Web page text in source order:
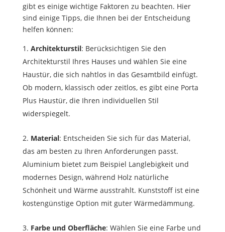
gibt es einige wichtige Faktoren zu beachten. Hier
sind einige Tipps, die Ihnen bei der Entscheidung
helfen können:
Architekturstil: Berücksichtigen Sie den
Architekturstil Ihres Hauses und wählen Sie eine
Haustür, die sich nahtlos in das Gesamtbild einfügt.
Ob modern, klassisch oder zeitlos, es gibt eine Porta
Plus Haustür, die Ihren individuellen Stil
widerspiegelt.
Material: Entscheiden Sie sich für das Material,
das am besten zu Ihren Anforderungen passt.
Aluminium bietet zum Beispiel Langlebigkeit und
modernes Design, während Holz natürliche
Schönheit und Wärme ausstrahlt. Kunststoff ist eine
kostengünstige Option mit guter Wärmedämmung.
Farbe und Oberfläche: Wählen Sie eine Farbe und